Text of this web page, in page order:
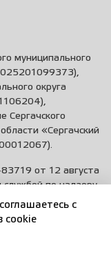
муниципального
округа
Сергачского
«Сергачский
от 12 августа
службой по надзору
и массовых
c
cookie